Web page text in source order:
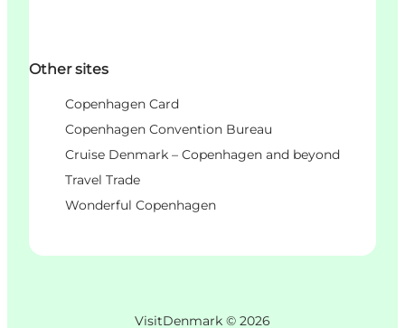
Other sites
Copenhagen Card
Copenhagen Convention Bureau
Cruise Denmark – Copenhagen and beyond
Travel Trade
Wonderful Copenhagen
VisitDenmark © 2026